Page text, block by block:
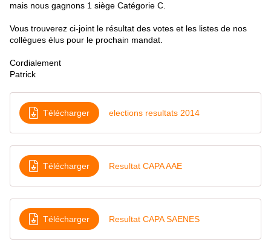
mais nous gagnons 1 siège Catégorie C.
Vous trouverez ci-joint le résultat des votes et les listes de nos
collègues élus pour le prochain mandat.
Cordialement
Patrick
Télécharger elections resultats 2014
Télécharger Resultat CAPA AAE
Télécharger Resultat CAPA SAENES